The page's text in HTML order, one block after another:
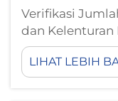
Verifikasi
dan
Mempengaruhi
terhadap
pada kabel
LIHAT LEBIH